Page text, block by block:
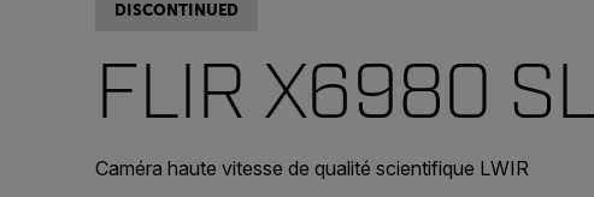
DISCONTINUED
FLIR X6980
Caméra haute vitesse de qualité scientifique LWIR